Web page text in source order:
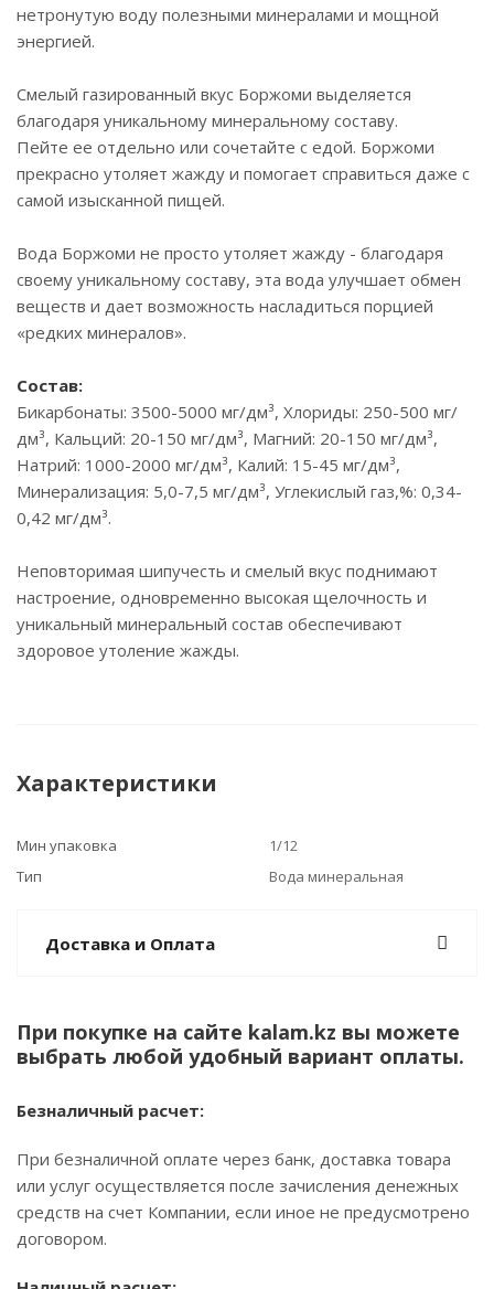
нетронутую воду полезными минералами и мощной
энергией.
Смелый газированный вкус Боржоми выделяется
благодаря уникальному минеральному составу.
Пейте ее отдельно или сочетайте с едой. Боржоми
прекрасно утоляет жажду и помогает справиться даже с
самой изысканной пищей.
Вода Боржоми не просто утоляет жажду - благодаря
своему уникальному составу, эта вода улучшает обмен
веществ и дает возможность насладиться порцией
«редких минералов».
Состав:
Бикарбонаты: 3500-5000 мг/дм³, Хлориды: 250-500 мг/
дм³, Кальций: 20-150 мг/дм³, Магний: 20-150 мг/дм³,
Натрий: 1000-2000 мг/дм³, Калий: 15-45 мг/дм³,
Минерализация: 5,0-7,5 мг/дм³, Углекислый газ,%: 0,34-
0,42 мг/дм³.
Неповторимая шипучесть и смелый вкус поднимают
настроение, одновременно высокая щелочность и
уникальный минеральный состав обеспечивают
здоровое утоление жажды.
Характеристики
Мин упаковка
1/12
Тип
Вода минеральная
Доставка и Оплата
При покупке на сайте kalam.kz вы можете
выбрать любой удобный вариант оплаты.
Безналичный расчет:
При безналичной оплате через банк, доставка товара
или услуг осуществляется после зачисления денежных
средств на счет Компании, если иное не предусмотрено
договором.